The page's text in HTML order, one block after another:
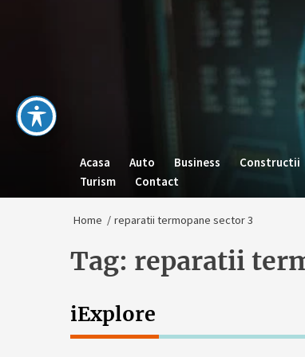
Acasa Auto Business Constructii
Turism
Contact
Home reparatii termopane sector 3
Tag: reparatii
iExplore